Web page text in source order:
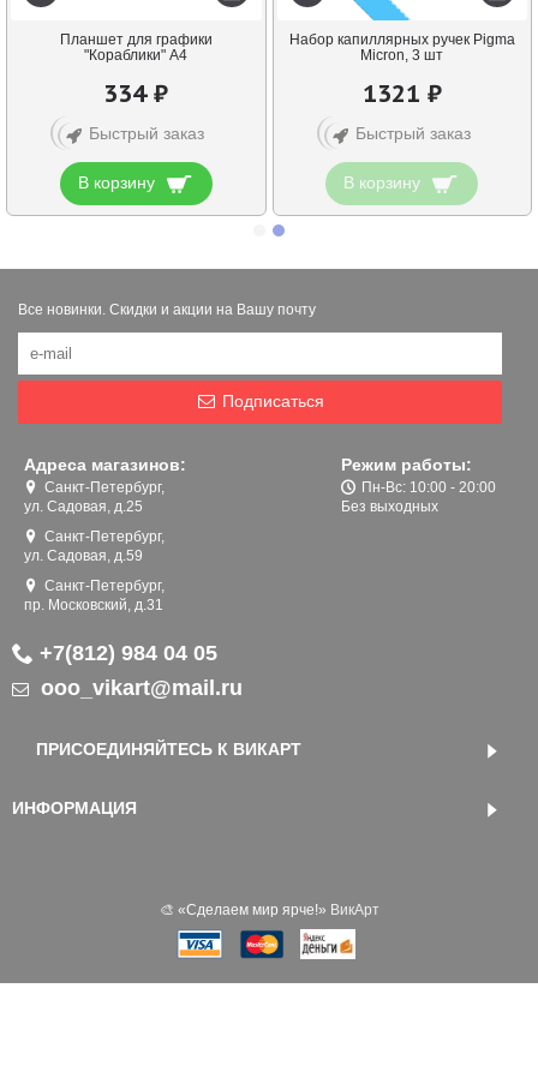
Планшет для графики
"Кораблики" А4
334 ₽
Быстрый заказ
В корзину
Набор капиллярных ручек Pigma
Micron, 3 шт
1321 ₽
Быстрый заказ
В корзину
Все новинки. Скидки и акции на Вашу почту
Подписаться
Адреса магазинов:
Санкт-Петербург,
ул. Садовая, д.25
Санкт-Петербург,
ул. Садовая, д.59
Санкт-Петербург,
пр. Московский, д.31
Режим работы:
Пн-Вс: 10:00 - 20:00
Без выходных
+7(812) 984 04 05
ooo_vikart@mail.ru
ПРИСОЕДИНЯЙТЕСЬ К ВИКАРТ
ИНФОРМАЦИЯ
🎨 «‎Сделаем мир ярче!» ВикАрт